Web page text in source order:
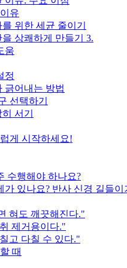
유
위한 세균 줄이기
상쾌하게 만들기 3.
움
정
긁어내는 방법
선택하기
서기
게 시작하세요!
수행해야 하나요?
가 있나요? 반사 신경 길들이
혀도 깨끗해진다."
제거용이다."
고 다칠 수 있다."
때